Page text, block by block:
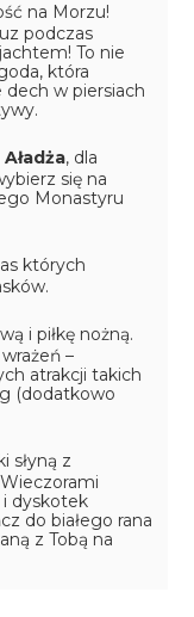
na Morzu!
podczas
To nie
która
dech w piersiach
, dla
się na
Monastyru
których
i piłkę nożną.
–
atrakcji takich
(dodatkowo
słyną z
dyskotek
do białego rana
z Tobą na